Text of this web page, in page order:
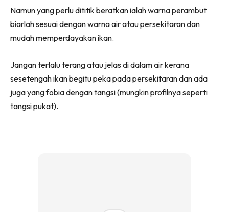
Namun yang perlu dititik beratkan ialah warna perambut
biarlah sesuai dengan warna air atau persekitaran dan
mudah memperdayakan ikan.
Jangan terlalu terang atau jelas di dalam air kerana
sesetengah ikan begitu peka pada persekitaran dan ada
juga yang fobia dengan tangsi (mungkin profilnya seperti
tangsi pukat).